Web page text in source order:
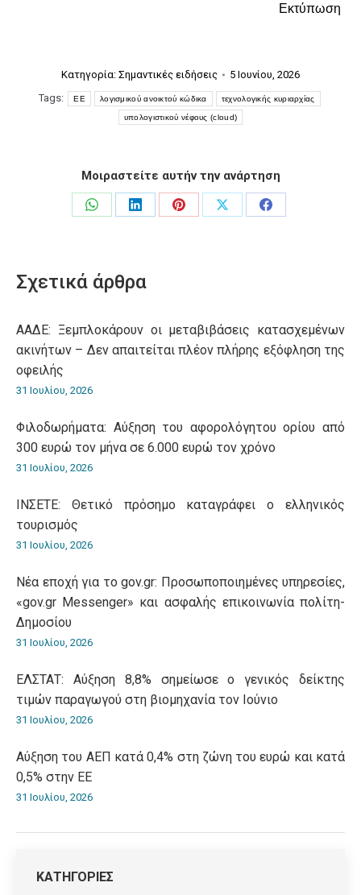
Εκτύπωση
Κατηγορία: Σημαντικές ειδήσεις
5 Ιουνίου, 2026
Tags:
ΕΕ λογισμικού ανοικτού κώδικα τεχνολογικής κυριαρχίας
υπολογιστικού νέφους (cloud)
Μοιραστείτε αυτήν την ανάρτηση
Share
Share
Share
Share
Share
Σχετικά άρθρα
ΑΑΔΕ: Ξεμπλοκάρουν οι μεταβιβάσεις κατασχεμένων
ακινήτων – Δεν απαιτείται πλέον πλήρης εξόφληση της
οφειλής
31 Ιουλίου, 2026
Φιλοδωρήματα: Αύξηση του αφορολόγητου ορίου από
300 ευρώ τον μήνα σε 6.000 ευρώ τον χρόνο
31 Ιουλίου, 2026
ΙΝΣΕΤΕ: Θετικό πρόσημο καταγράφει ο ελληνικός
τουρισμός
31 Ιουλίου, 2026
Νέα εποχή για το gov.gr: Προσωποποιημένες υπηρεσίες,
«gov.gr Messenger» και ασφαλής επικοινωνία πολίτη-
Δημοσίου
31 Ιουλίου, 2026
ΕΛΣΤΑΤ: Αύξηση 8,8% σημείωσε ο γενικός δείκτης
τιμών παραγωγού στη βιομηχανία τον Ιούνιο
31 Ιουλίου, 2026
Αύξηση του ΑΕΠ κατά 0,4% στη ζώνη του ευρώ και κατά
0,5% στην ΕΕ
31 Ιουλίου, 2026
ΚΑΤΗΓΟΡΙΕΣ